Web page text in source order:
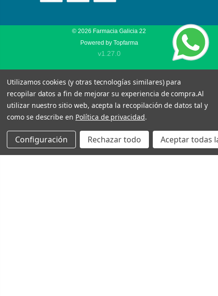
© 2026 Farmacia Galicia 22
Powered by Topfarma
v1.27.0
Utilizamos cookies (y otras tecnologías similares) para
recopilar datos a fin de mejorar su experiencia de compra.Al
utilizar nuestro sitio web, acepta la recopilación de datos tal y
como se describe en Política de privacidad.
Configuración Rechazar todo Aceptar todas